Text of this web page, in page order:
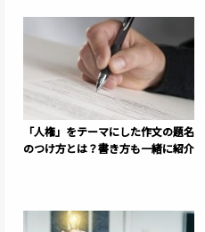
「人権」をテーマにした作文の題名
のつけ方とは？書き方も一緒に紹介